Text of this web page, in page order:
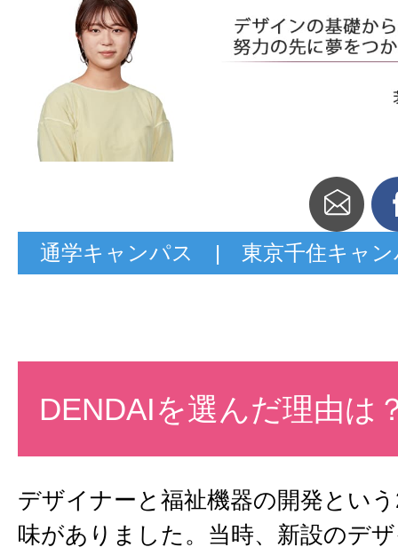
通学キャンパス | 東京千住キャン
DENDAIを選んだ理由は
デザイナーと福祉機器の開発とい
味がありました。当時、新設のデ